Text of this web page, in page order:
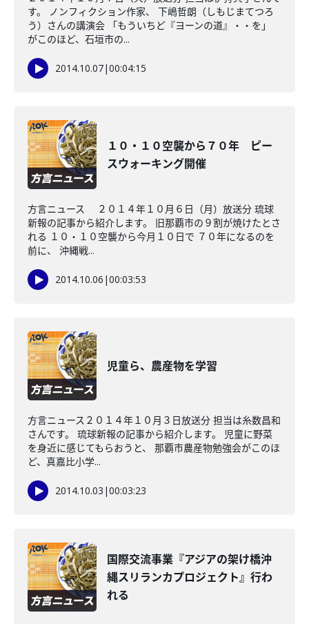
す。 ノンフィクション作家、 下嶋哲朗（しもじまてつろ
う）さんの講演会 「もういちど『ヨーンの道』・・を」
がこのほど、石垣市の...
2014.10.07|00:04:15
１０・１０空襲から７０年 ピー
スウォーキング開催
方言ニュース ２０１４年１０月６日（月）放送分 琉球
新報の記事から紹介します。 旧那覇市の９割が焼けたとさ
れる １０・１０空襲から今月１０日で ７０年になるのを
前に、 沖縄戦...
2014.10.06 |00:03:53
児童ら、農産物を学習
方言ニュース２０１４年１０月３日放送分 担当は糸数昌和
さんです。 琉球新報の記事から紹介します。 児童に野菜
を身近に感じてもらおうと、 那覇市農産物勉強会がこのほ
ど、真嘉比小学...
2014.10.03 |00:03:23
国際交流事業『アジアの架け橋沖
縄スリランカプロジェクト』行わ
れる